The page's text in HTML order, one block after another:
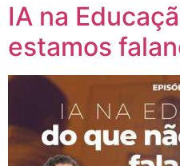
IA na
estamos